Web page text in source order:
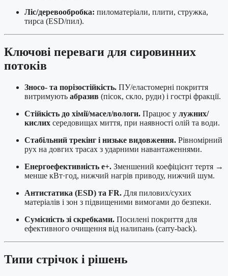
Ліс/деревообробка: пиломатеріали, плити, стружка,
тирса (ESD/пил).
Ключові переваги для сировинних
потоків
Зносо- та порізостійкість. ПУ/еластомерні покриття
витримують абразив (пісок, скло, руди) і гострі фракції.
Стійкість до хімії/масел/вологи. Працює у лужних/
кислих середовищах миття, при наявності олій та води.
Стабільний трекінг і низьке видовження. Рівномірний
рух на довгих трасах з ударними навантаженнями.
Енергоефективність e+. Зменшений коефіцієнт тертя →
менше кВт·год, нижчий нагрів приводу, нижчий шум.
Антистатика (ESD) та FR. Для пилових/сухих
матеріалів і зон з підвищеними вимогами до безпеки.
Сумісність зі скребками. Посилені покриття для
ефективного очищення від налипань (carry-back).
Типи стрічок і рішень